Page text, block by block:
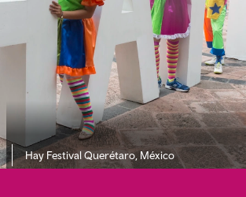
Hay Festival Querétaro, México